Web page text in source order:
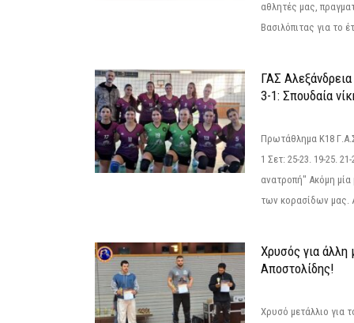
αθλητές μας,
Βασιλόπιτας για το
ΓΑΣ
3-1: Σπουδαία
Πρωτάθλημα Κ18
1 Σετ: 25-23. 19-25.
ανατροπή" Ακόμη μία
των κορασίδων μας.
Χρυσός για άλλη
Αποστολίδης!
Χρυσό μετάλλιο για